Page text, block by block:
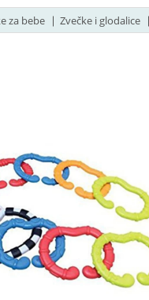
za bebe Zvečke i glodalice